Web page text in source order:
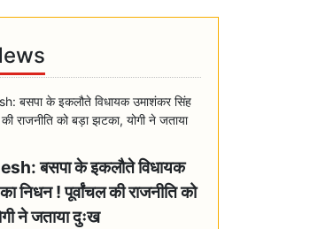
बसपा के इकलौते विधायक
निधन ! पूर्वांचल की राजनीति को
ने जताया दुःख